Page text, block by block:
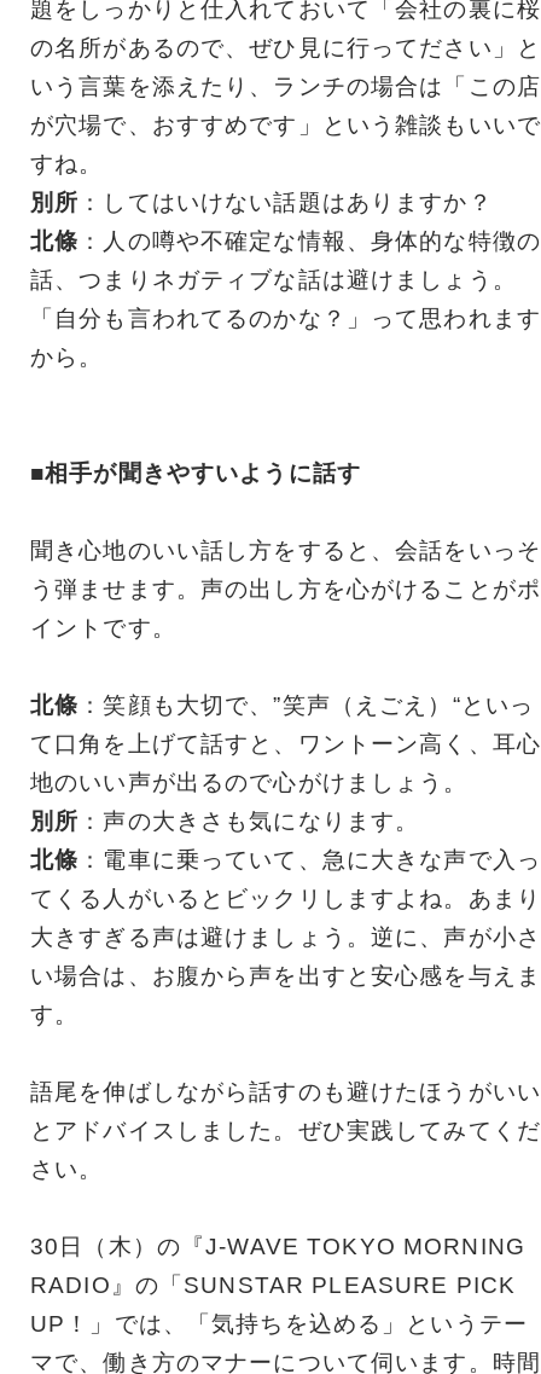
題をしっかりと仕入れておいて「会社の裏に桜
の名所があるので、ぜひ見に行ってださい」と
いう言葉を添えたり、ランチの場合は「この店
が穴場で、おすすめです」という雑談もいいで
すね。
別所 ：してはいけない話題はありますか？
北條 ：人の噂や不確定な情報、身体的な特徴の
話、つまりネガティブな話は避けましょう。
「自分も言われてるのかな？」って思われます
から。
■相手が聞きやすいように話す
聞き心地のいい話し方をすると、会話をいっそ
う弾ませます。声の出し方を心がけることがポ
イントです。
北條 ：笑顔も大切で、”笑声（えごえ）“といっ
て口角を上げて話すと、ワントーン高く、耳心
地のいい声が出るので心がけましょう。
別所 ：声の大きさも気になります。
北條 ：電車に乗っていて、急に大きな声で入っ
てくる人がいるとビックリしますよね。あまり
大きすぎる声は避けましょう。逆に、声が小さ
い場合は、お腹から声を出すと安心感を与えま
す。
語尾を伸ばしながら話すのも避けたほうがいい
とアドバイスしました。ぜひ実践してみてくだ
さい。
30日（木）の『J-WAVE TOKYO MORNING
RADIO』の「SUNSTAR PLEASURE PICK
UP！」では、「気持ちを込める」というテー
マで、働き方のマナーについて伺います。時間